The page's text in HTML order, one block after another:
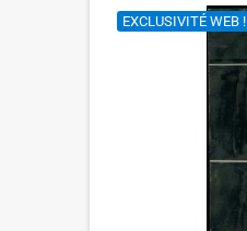
EXCLUSIVITÉ WEB !